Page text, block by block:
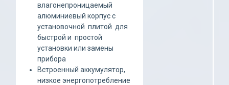
влагонепроницаемый
алюминиевый корпус с
установочной плитой для
быстрой и простой
установки или замены
прибора
Встроенный аккумулятор,
низкое энергопотребление